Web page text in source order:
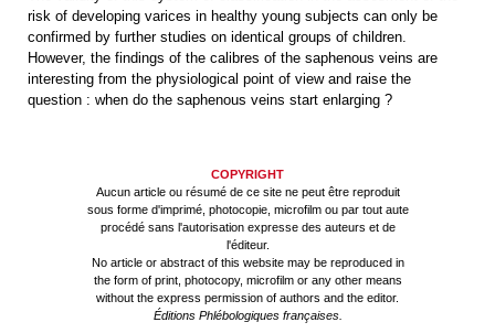
risk of developing varices in healthy young subjects can only be
confirmed by further studies on identical groups of children.
However, the findings of the calibres of the saphenous veins are
interesting from the physiological point of view and raise the
question : when do the saphenous veins start enlarging ?
COPYRIGHT
Aucun article ou résumé de ce site ne peut être reproduit
sous forme d'imprimé, photocopie, microfilm ou par tout aute
procédé sans l'autorisation expresse des auteurs et de
l'éditeur.
No article or abstract of this website may be reproduced in
the form of print, photocopy, microfilm or any other means
without the express permission of authors and the editor.
Éditions Phlébologiques françaises.